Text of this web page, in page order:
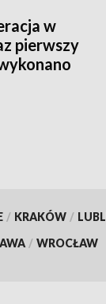
w
pierwszy
/ KRAKÓW /
/ WROCŁAW